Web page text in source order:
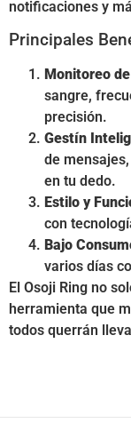
notificaciones y
Principales
Monitoreo
sangre,
precisión.
Gestín
de
en tu dedo.
Estilo y
con
Bajo
varios días
El Osoji Ring no
herramienta que
todos querrán